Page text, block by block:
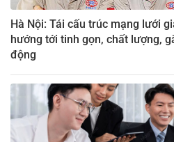
Hà Nội: Tái cấu trúc mạng lưới
hướng tới tinh gọn, chất lượng,
động